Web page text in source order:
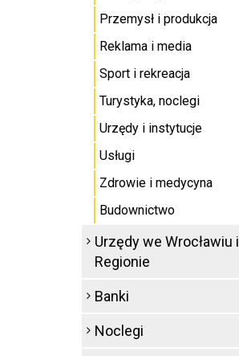
Przemysł i produkcja
Reklama i media
Sport i rekreacja
Turystyka, noclegi
Urzędy i instytucje
Usługi
Zdrowie i medycyna
Budownictwo
Urzędy we Wrocławiu i
Regionie
Banki
Noclegi